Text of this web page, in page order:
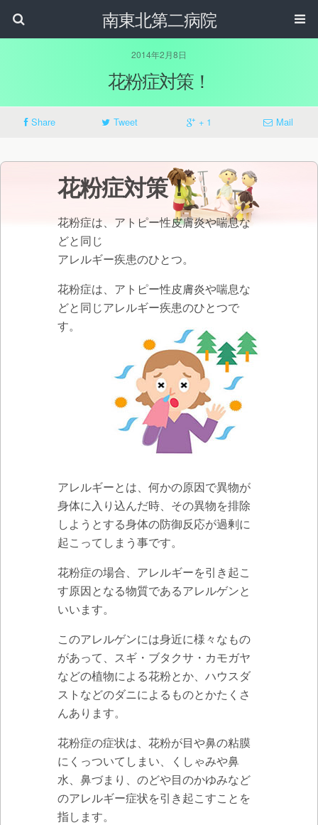
南東北第二病院
2014年2月8日
花粉症対策！
Share Tweet + 1 Mail
花粉症対策！
花粉症は、アトピー性皮膚炎や喘息な
どと同じ
アレルギー疾患のひとつ。
花粉症は、アトピー性皮膚炎や喘息な
どと同じアレルギー疾患のひとつで
す。
アレルギーとは、何かの原因で異物が
身体に入り込んだ時、その異物を排除
しようとする身体の防御反応が過剰に
起こってしまう事です。
花粉症の場合、アレルギーを引き起こ
す原因となる物質であるアレルゲンと
いいます。
このアレルゲンには身近に様々なもの
があって、スギ・ブタクサ・カモガヤ
などの植物による花粉とか、ハウスダ
ストなどのダニによるものとかたくさ
んあります。
花粉症の症状は、花粉が目や鼻の粘膜
にくっついてしまい、くしゃみや鼻
水、鼻づまり、のどや目のかゆみなど
のアレルギー症状を引き起こすことを
指します。